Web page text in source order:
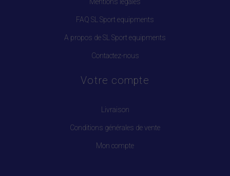
FAQ SL Sport equipments
A propos de SL Sport equipments
Contactez-nous
Votre compte
Livraison
Conditions générales de vente
Mon compte